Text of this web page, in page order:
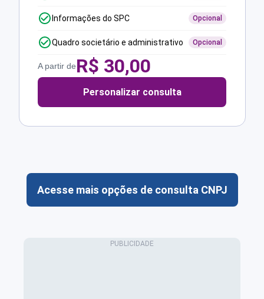
Informações do SPC Opcional
Quadro societário e administrativo Opcional
A partir deR$ 30,00
Personalizar consulta
Acesse mais opções de consulta CNPJ